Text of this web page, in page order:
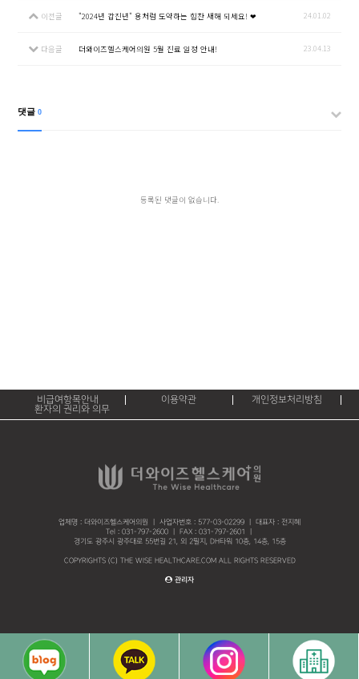
이전글 "2024년 갑진년" 용처럼 도약하는 힘찬 새해 되세요! ❤ 24.01.02
다음글 더와이즈헬스케어의원 5월 진료 일정 안내! 23.04.13
댓글 0
등록된 댓글이 없습니다.
비급여항목안내 이용약관
개인정보처리방침
환자의 권리와 의무
업체명 : 더와이즈헬스케어의원 ㅣ 사업자번호 : 577-03-02299 ㅣ 대표자 : 전지혜
Tel : 031-797-2600 ㅣ FAX : 031-797-2601 ㅣ
경기도 광주시 광주대로 55번길 21, 외 2필지, DH타워 10층, 14층, 15층
COPYRIGHTS (C) THE WISE HEALTHCARE.COM ALL RIGHTS RESERVED
관리자